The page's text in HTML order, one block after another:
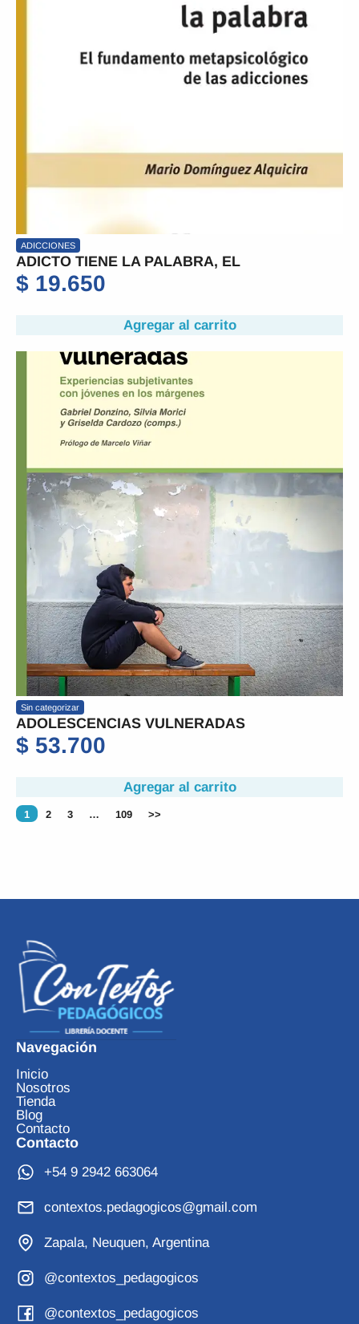
ADICCIONES
ADICTO TIENE LA PALABRA, EL
$ 19.650
Agregar al carrito
Sin categorizar
ADOLESCENCIAS VULNERADAS
$ 53.700
Agregar al carrito
1 2 3 … 109 >>
Navegación
Inicio
Nosotros
Tienda
Blog
Contacto
Contacto
+54 9 2942 663064
contextos.pedagogicos@gmail.com
Zapala, Neuquen, Argentina
@contextos_pedagogicos
@contextos_pedagogicos